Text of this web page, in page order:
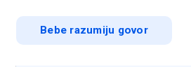
Bebe razumiju govor